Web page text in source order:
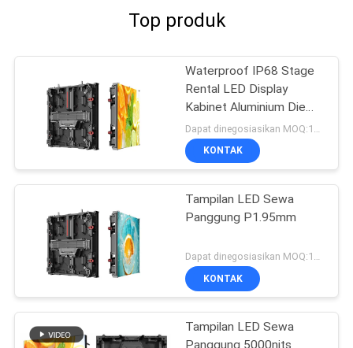
Top produk
Waterproof IP68 Stage
Rental LED Display
Kabinet Aluminium Die
Cast
KONTAK
Tampilan LED Sewa
Panggung P1.95mm
Dapat dinegosiasikan MOQ:10 meter persegi
KONTAK
Tampilan LED Sewa